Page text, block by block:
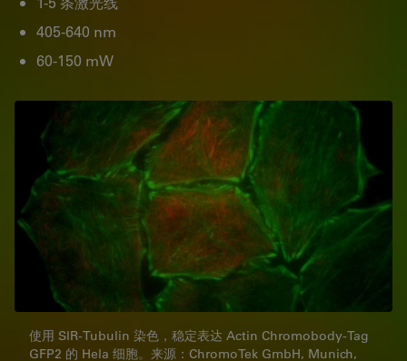
405-640 nm
60-150 mW
使用 SIR-Tubulin 染色，稳定表达 Actin Chromobody-Tag
GFP2 的 Hela 细胞。来源：ChromoTek GmbH, Munich,